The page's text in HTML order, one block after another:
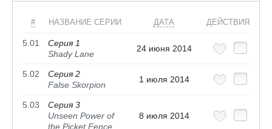
# НАЗВАНИЕ СЕРИИ ДАТА ДЕЙСТВИЯ
5.01
Серия 1
Shady Lane
24 июня 2014
5.02
Серия 2
False Skorpion
1 июля 2014
5.03
Серия 3
Unseen Power of
the Picket Fence
8 июля 2014